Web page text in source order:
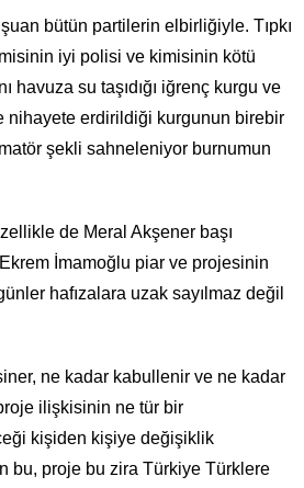
bütün partilerin elbirliğiyle. Tıpkı
iyi polisi ve kimisinin kötü
havuza su taşıdığı iğrenç kurgu ve
nihayete erdirildiği kurgunun birebir
şekli sahneleniyor burnumun
de Meral Akşener başı
İmamoğlu piar ve projesinin
hafızalara uzak sayılmaz değil
ne kadar kabullenir ve ne kadar
ilişkisinin ne tür bir
kişiden kişiye değişiklik
bu, proje bu zira Türkiye Türklere